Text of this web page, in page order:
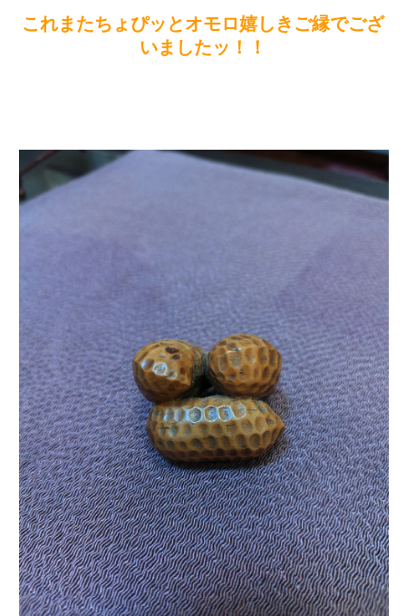
これまたちょぴッとオモロ嬉しきご縁でござ
いましたッ！！